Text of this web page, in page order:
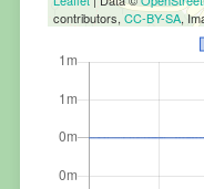
contributors, CC-BY-SA,